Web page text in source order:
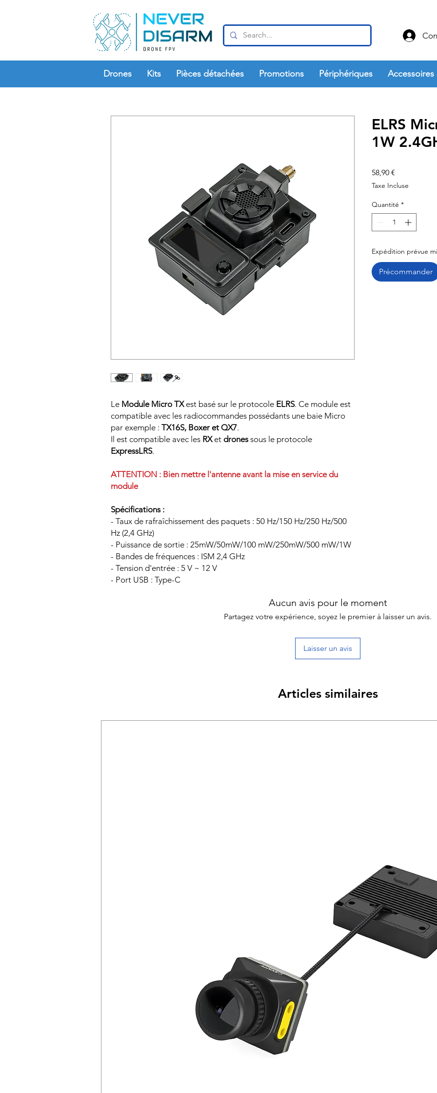
Drones Kits Pièces détachées Promotions Périphériques Accessoires
Le Module Micro TXest basé sur le protocole ELRS. Ce module est
compatible avec les radiocommandes possédants une baie Micro
par exemple : TX16S, Boxer et QX7.
Il est compatible avec les RXet dronessous le protocole
ExpressLRS.
ATTENTION : Bien mettre l'antenne avant la mise en service du
module
Spécifications :
- Taux de rafraîchissement des paquets : 50 Hz/150 Hz/250 Hz/500
Hz (2,4 GHz)
- Puissance de sortie : 25mW/50mW/100 mW/250mW/500 mW/1W
- Bandes de fréquences : ISM 2,4 GHz
- Tension d'entrée : 5 V ~ 12 V
- Port USB : Type-C
ELRS
1W
58,90 €
Taxe Incluse
Quantité *
Expédition prévue
Précommander
Aucun avis pour le moment
Partagez votre expérience, soyez le premier à laisser un avis.
Laisser un avis
Articles similaires